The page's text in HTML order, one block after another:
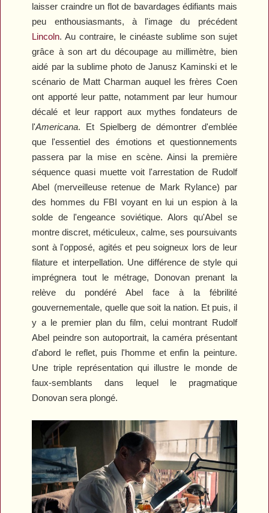
laisser craindre un flot de bavardages édifiants mais
peu enthousiasmants, à l'image du précédent
Lincoln. Au contraire, le cinéaste sublime son sujet
grâce à son art du découpage au millimètre, bien
aidé par la sublime photo de Janusz Kaminski et le
scénario de Matt Charman auquel les frères Coen
ont apporté leur patte, notamment par leur humour
décalé et leur rapport aux mythes fondateurs de
l'Americana. Et Spielberg de démontrer d'emblée
que l'essentiel des émotions et questionnements
passera par la mise en scène. Ainsi la première
séquence quasi muette voit l'arrestation de Rudolf
Abel (merveilleuse retenue de Mark Rylance) par
des hommes du FBI voyant en lui un espion à la
solde de l'engeance soviétique. Alors qu'Abel se
montre discret, méticuleux, calme, ses poursuivants
sont à l'opposé, agités et peu soigneux lors de leur
filature et interpellation. Une différence de style qui
imprégnera tout le métrage, Donovan prenant la
relève du pondéré Abel face à la fébrilité
gouvernementale, quelle que soit la nation. Et puis, il
y a le premier plan du film, celui montrant Rudolf
Abel peindre son autoportrait, la caméra présentant
d'abord le reflet, puis l'homme et enfin la peinture.
Une triple représentation qui illustre le monde de
faux-semblants dans lequel le pragmatique
Donovan sera plongé.